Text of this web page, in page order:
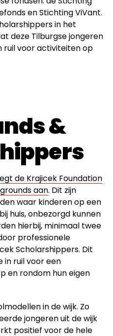
en Stichting ViVant.
in het
deze Tilburgse jongeren
ruil voor activiteiten op
&
de Krajicek Foundation
aan. Dit zijn
waar kinderen op een
huis, onbezorgd kunnen
hierbij, minimaal twee
professionele
Scholarshippers. Dit
in ruil voor een
en rondom hun eigen
in de wijk. Zo
jongeren uit de wijk
positief voor de hele